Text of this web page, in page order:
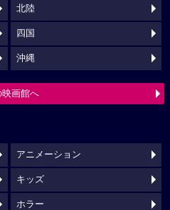
北陸
四国
沖縄
画館へ
アニメーション
キッズ
ホラー